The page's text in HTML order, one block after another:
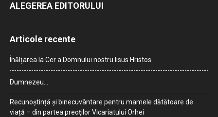
ALEGEREA EDITORULUI
Articole recente
Înălțarea la Cer a Domnului nostru Iisus Hristos
Dumnezeu…
Recunoștință și binecuvântare pentru mamele dătătoare de
viață – din partea preoților Vicariatului Orhei